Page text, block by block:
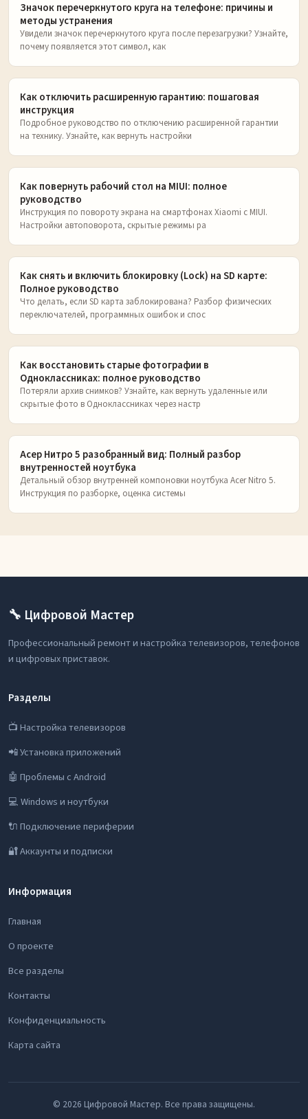
Значок перечеркнутого круга на телефоне: причины и
методы устранения
Увидели значок перечеркнутого круга после перезагрузки? Узнайте,
почему появляется этот символ, как
Как отключить расширенную гарантию: пошаговая
инструкция
Подробное руководство по отключению расширенной гарантии
на технику. Узнайте, как вернуть настройки
Как повернуть рабочий стол на MIUI: полное
руководство
Инструкция по повороту экрана на смартфонах Xiaomi с MIUI.
Настройки автоповорота, скрытые режимы ра
Как снять и включить блокировку (Lock) на SD карте:
Полное руководство
Что делать, если SD карта заблокирована? Разбор физических
переключателей, программных ошибок и спос
Как восстановить старые фотографии в
Одноклассниках: полное руководство
Потеряли архив снимков? Узнайте, как вернуть удаленные или
скрытые фото в Одноклассниках через настр
Асер Нитро 5 разобранный вид: Полный разбор
внутренностей ноутбука
Детальный обзор внутренней компоновки ноутбука Acer Nitro 5.
Инструкция по разборке, оценка системы
🔧 Цифровой Мастер
Профессиональный ремонт и настройка телевизоров, телефонов
и цифровых приставок.
Разделы
📺 Настройка телевизоров
📲 Установка приложений
🤖 Проблемы с Android
💻 Windows и ноутбуки
🔌 Подключение периферии
🔐 Аккаунты и подписки
Информация
Главная
О проекте
Все разделы
Контакты
Конфиденциальность
Карта сайта
© 2026 Цифровой Мастер. Все права защищены.